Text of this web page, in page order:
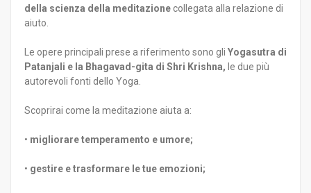
della scienza della meditazionecollegata alla relazione di
aiuto.
Le opere principali prese a riferimento sono gli Yogasutra di
Patanjali e la Bhagavad-gita di Shri Krishna, le due più
autorevoli fonti dello Yoga.
Scoprirai come la meditazione aiuta a:
• migliorare temperamento e umore;
• gestire e trasformare le tue emozioni;